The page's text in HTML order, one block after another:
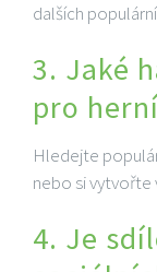
dalších
3. Jaké
pro
Hledejte
nebo si vytvořte
4. Je